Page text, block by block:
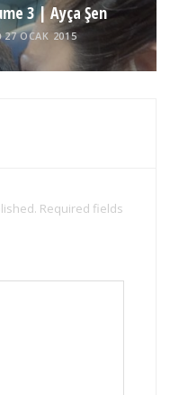
3 | Ayça Şen
27 OCAK 2015
Required fields